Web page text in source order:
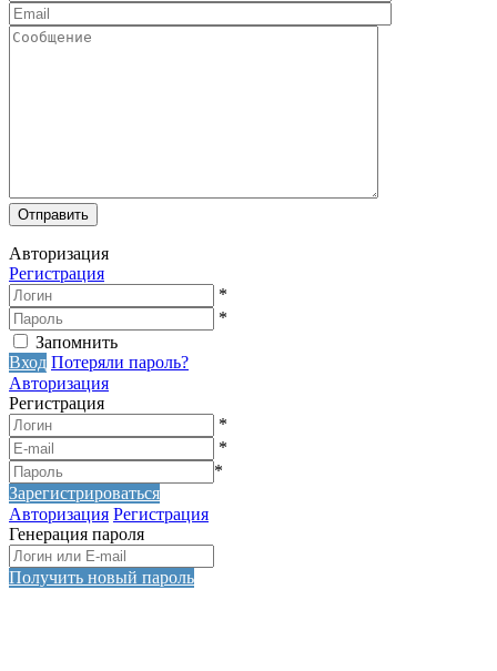
Авторизация
Регистрация
*
*
Запомнить
Вход Потеряли пароль?
Авторизация
Регистрация
*
*
*
Зарегистрироваться
Авторизация Регистрация
Генерация пароля
Получить новый пароль